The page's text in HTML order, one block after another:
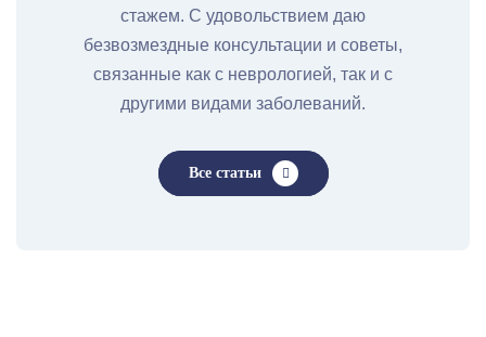
стажем. С удовольствием даю
безвозмездные консультации и советы,
связанные как с неврологией, так и с
другими видами заболеваний.
Все статьи